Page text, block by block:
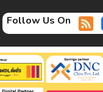
Follow Us On